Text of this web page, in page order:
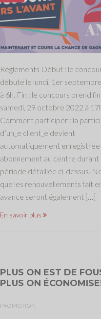
Règlements Début : le
débute le lundi, 1er
à 6h. Fin : le concours prend
samedi, 29 octobre 2022 à
Comment participer : la
d’un_e client_e devient
automatiquement enregistrée
abonnement au centre durant
période détaillée ci-dessus.
que les renouvellements fait
avance seront également […]
En savoir plus
PLUS ON EST DE
PLUS ON
PROMOTION